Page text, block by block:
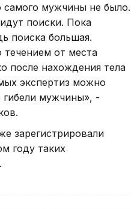
самого мужчины не было.
поиски. Пока
поиска большая.
от места
после нахождения тела
экспертиз можно
гибели мужчины», -
зарегистрировали
году таких